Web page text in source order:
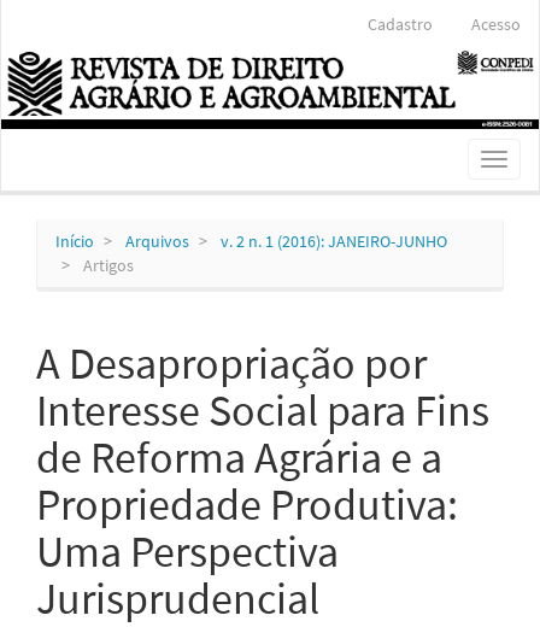
Conteúdo
principal
Barra
Lateral
Cadastro Acesso
Toggle
Início Arquivos
v. 2 n. 1 (2016): JANEIRO-JUNHO
Artigos
A Desapropriação por
Interesse Social para Fins
de Reforma Agrária e a
Propriedade Produtiva:
Uma Perspectiva
Jurisprudencial